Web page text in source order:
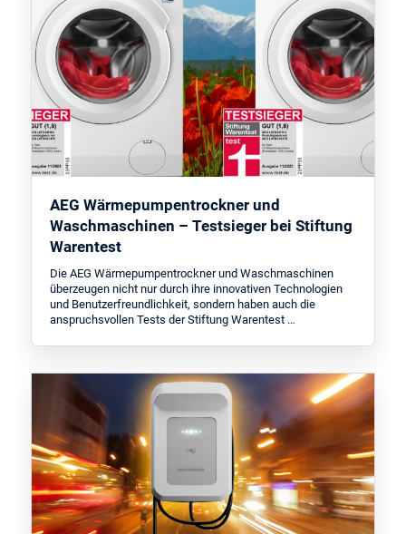
AEG Wärmepumpentrockner und
Waschmaschinen – Testsieger bei Stiftung
Warentest
Die AEG Wärmepumpentrockner und Waschmaschinen
überzeugen nicht nur durch ihre innovativen Technologien
und Benutzerfreundlichkeit, sondern haben auch die
anspruchsvollen Tests der Stiftung Warentest …